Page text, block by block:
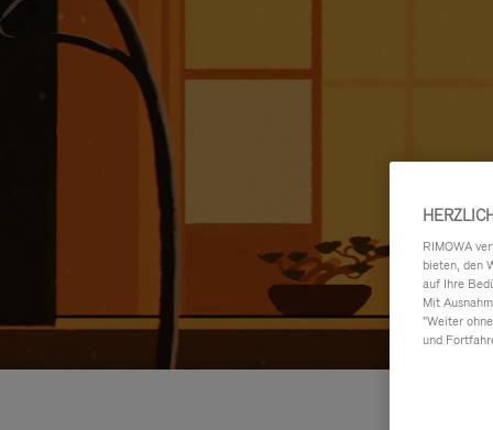
RIMOWA
bieten, den
auf Ihre
Mit
"Weiter
und